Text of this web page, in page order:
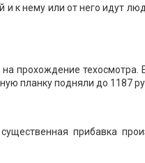
и к нему или от него идут
прохождение техосмотра.
планку подняли до 1187
прибавка